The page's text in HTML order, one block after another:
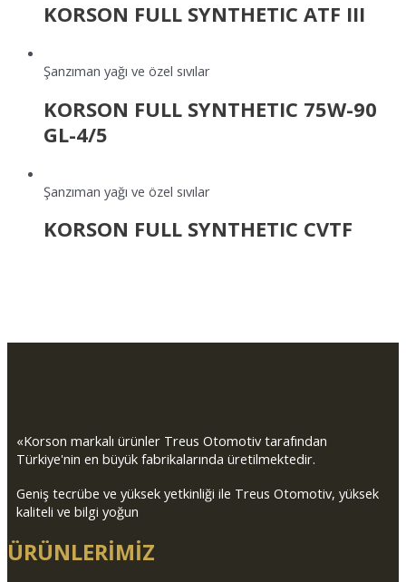
KORSON FULL SYNTHETIC ATF III
Şanzıman yağı ve özel sıvılar
KORSON FULL SYNTHETIC 75W-90
GL-4/5
Şanzıman yağı ve özel sıvılar
KORSON FULL SYNTHETIC CVTF
«Korson markalı ürünler Treus Otomotiv tarafından
Türkiye'nin en büyük fabrikalarında üretilmektedir.
Geniş tecrübe ve yüksek yetkinliği ile Treus Otomotiv, yüksek
kaliteli ve bilgi yoğun
ÜRÜNLERİMİZ